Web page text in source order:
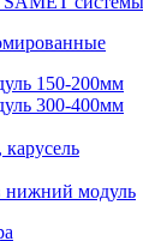
150-200мм
300-400мм
нижний модуль